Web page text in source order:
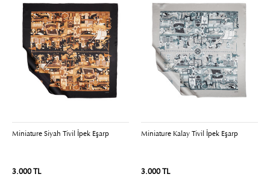
Miniature Siyah Tivil İpek Eşarp
3.000 TL
Miniature Kalay Tivil İpek Eşarp
3.000 TL